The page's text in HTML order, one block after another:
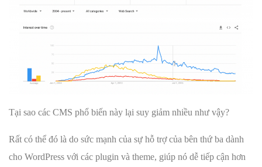
Tại sao các CMS phổ biến này lại suy giảm nhiều như vậy?
Rất có thể đó là do sức mạnh của sự hỗ trợ của bên thứ ba dành
cho WordPress với các plugin và theme, giúp nó dễ tiếp cận hơn